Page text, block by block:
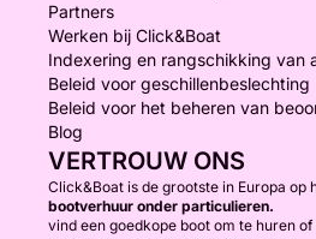
Partners
Werken bij Click&Boat
Indexering en rangschikking van
Beleid voor geschillenbeslechting
Beleid voor het beheren van
Blog
VERTROUW ONS
Click&Boat is de grootste in Europa op
bootverhuur onder particulieren.
vind een goedkope boot om te huren